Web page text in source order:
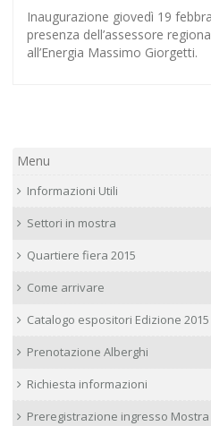
Inaugurazione giovedì 19
presenza dell’assessore
all’Energia Massimo Giorgetti.
Menu
Informazioni Utili
Settori in mostra
Quartiere fiera 2015
Come arrivare
Catalogo espositori Edizione 2015
Prenotazione Alberghi
Richiesta informazioni
Preregistrazione ingresso Mostra